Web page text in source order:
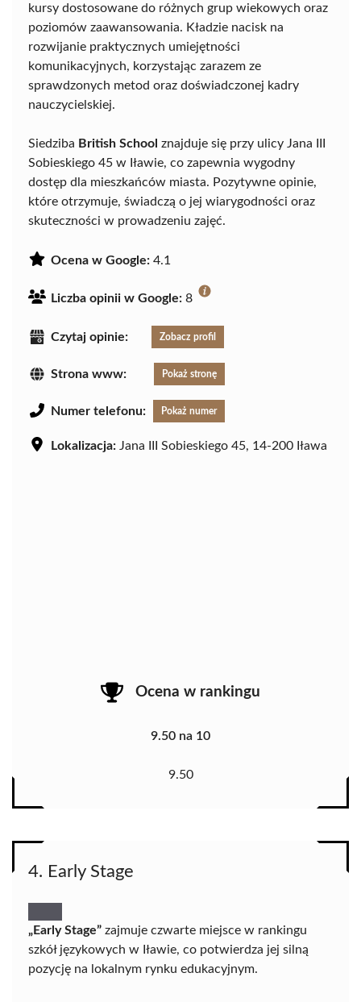
kursy dostosowane do różnych grup wiekowych oraz
poziomów zaawansowania. Kładzie nacisk na
rozwijanie praktycznych umiejętności
komunikacyjnych, korzystając zarazem ze
sprawdzonych metod oraz doświadczonej kadry
nauczycielskiej.
Siedziba British School znajduje się przy ulicy Jana III
Sobieskiego 45 w Iławie, co zapewnia wygodny
dostęp dla mieszkańców miasta. Pozytywne opinie,
które otrzymuje, świadczą o jej wiarygodności oraz
skuteczności w prowadzeniu zajęć.
Ocena w Google: 4.1
Liczba opinii w Google: 8
Czytaj opinie: Zobacz profil
Strona www: Pokaż stronę
Numer telefonu: Pokaż numer
Lokalizacja: Jana III Sobieskiego 45, 14-200 Iława
Ocena w rankingu
9.50 na 10
9.50
4. Early Stage
„Early Stage” zajmuje czwarte miejsce w rankingu
szkół językowych w Iławie, co potwierdza jej silną
pozycję na lokalnym rynku edukacyjnym.